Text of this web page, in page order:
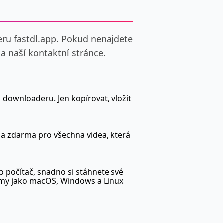
fastdl.app. Pokud nenajdete
naší kontaktní stránce.
Jen kopírovat, vložit
zdarma pro všechna videa, která
počítač, snadno si stáhnete své
jako macOS, Windows a Linux